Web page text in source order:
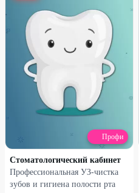
Профи
Стоматологический кабинет
Профессиональная УЗ-чистка
зубов и гигиена полости рта